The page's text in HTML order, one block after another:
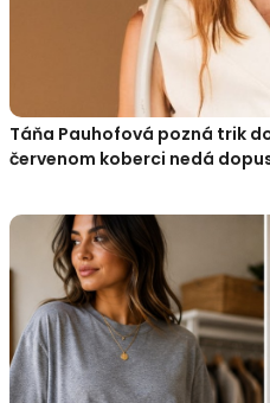
Táňa Pauhofová pozná trik
červenom koberci nedá